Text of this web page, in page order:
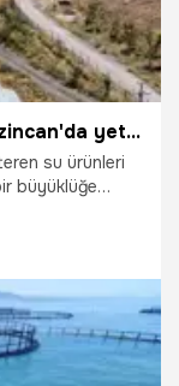
3 ilin ekonomisine büyük katkı! Erzincan'da yetişiyor, Trabzon ve Elazığ'da dönüşüm tamamlanıyor
su ürünleri
büyüklüğe